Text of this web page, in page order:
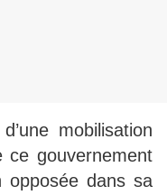
mobilisation
ce gouvernement
opposée dans sa